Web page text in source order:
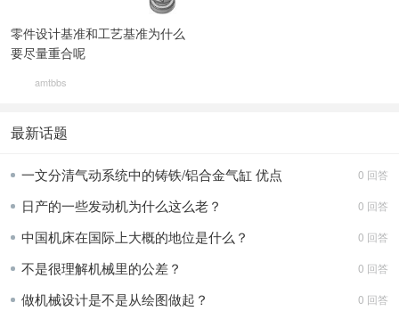
零件设计基准和工艺基准为什么
要尽量重合呢
amtbbs
最新话题
0 回答
一文分清气动系统中的铸铁/铝合金气缸 优点
0 回答
日产的一些发动机为什么这么老？
0 回答
中国机床在国际上大概的地位是什么？
0 回答
不是很理解机械里的公差？
0 回答
做机械设计是不是从绘图做起？